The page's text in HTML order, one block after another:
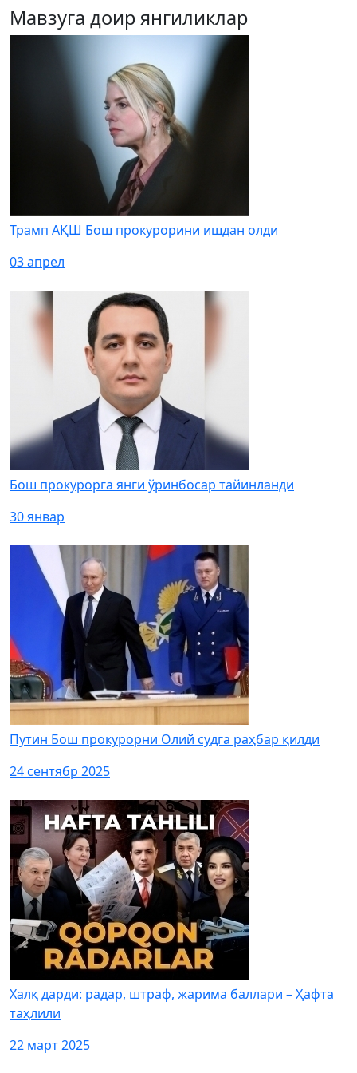
Мавзуга доир янгиликлар
Трамп АҚШ Бош прокурорини ишдан олди
03 апрел
Бош прокурорга янги ўринбосар тайинланди
30 январ
Путин Бош прокурорни Олий судга раҳбар қилди
24 сентябр 2025
Халқ дарди: радар, штраф, жарима баллари – Ҳафта
таҳлили
22 март 2025